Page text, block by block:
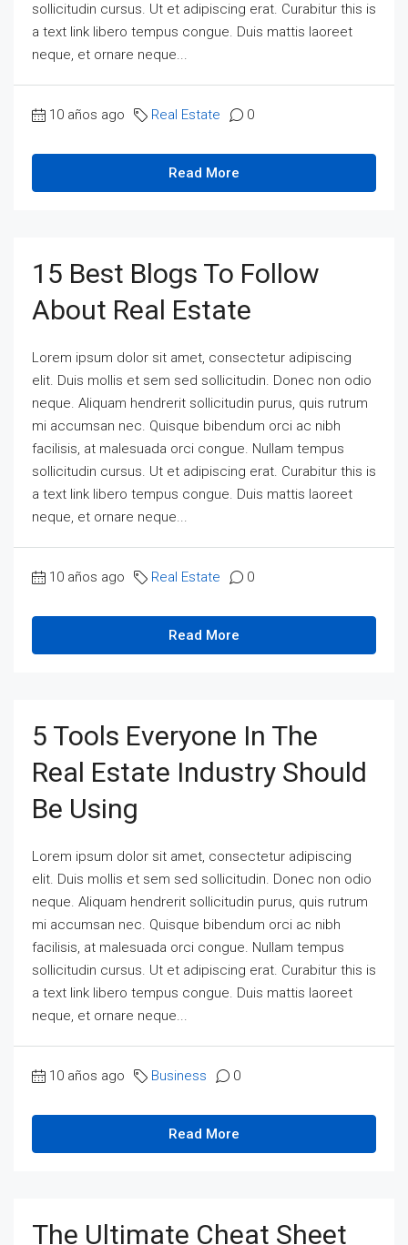
sollicitudin cursus. Ut et adipiscing erat. Curabitur this is
a text link libero tempus congue. Duis mattis laoreet
neque, et ornare neque...
10 años ago Real Estate 0
Read More
15 Best Blogs To Follow
About Real Estate
Lorem ipsum dolor sit amet, consectetur adipiscing
elit. Duis mollis et sem sed sollicitudin. Donec non odio
neque. Aliquam hendrerit sollicitudin purus, quis rutrum
mi accumsan nec. Quisque bibendum orci ac nibh
facilisis, at malesuada orci congue. Nullam tempus
sollicitudin cursus. Ut et adipiscing erat. Curabitur this is
a text link libero tempus congue. Duis mattis laoreet
neque, et ornare neque...
10 años ago Real Estate 0
Read More
5 Tools Everyone In The
Real Estate Industry Should
Be Using
Lorem ipsum dolor sit amet, consectetur adipiscing
elit. Duis mollis et sem sed sollicitudin. Donec non odio
neque. Aliquam hendrerit sollicitudin purus, quis rutrum
mi accumsan nec. Quisque bibendum orci ac nibh
facilisis, at malesuada orci congue. Nullam tempus
sollicitudin cursus. Ut et adipiscing erat. Curabitur this is
a text link libero tempus congue. Duis mattis laoreet
neque, et ornare neque...
10 años ago Business 0
Read More
The Ultimate Cheat Sheet